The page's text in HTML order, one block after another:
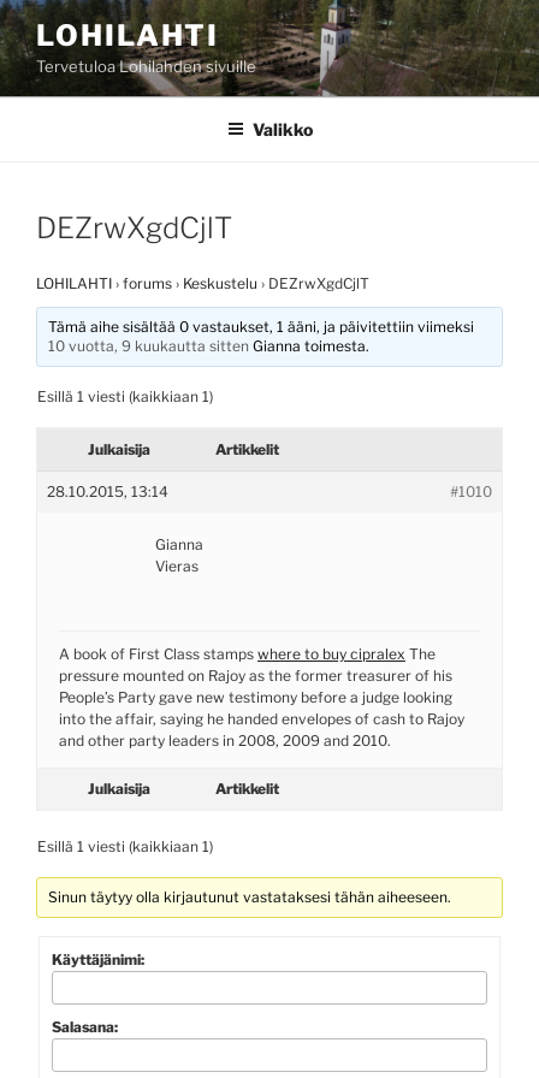
Siirry
sisältöönLOHILAHTI
Tervetuloa Lohilahden sivuille
Valikko
DEZrwXgdCjlT
LOHILAHTI › forums › Keskustelu › DEZrwXgdCjlT
Tämä aihe sisältää 0 vastaukset, 1 ääni, ja päivitettiin viimeksi
10 vuotta, 9 kuukautta sitten Gianna toimesta.
Esillä 1 viesti (kaikkiaan 1)
Julkaisija Artikkelit
28.10.2015, 13:14 #1010
Gianna
Vieras
A book of First Class stamps where to buy cipralex The
pressure mounted on Rajoy as the former treasurer of his
People’s Party gave new testimony before a judge looking
into the affair, saying he handed envelopes of cash to Rajoy
and other party leaders in 2008, 2009 and 2010.
Julkaisija Artikkelit
Esillä 1 viesti (kaikkiaan 1)
Sinun täytyy olla kirjautunut vastataksesi tähän aiheeseen.
Käyttäjänimi:
Salasana: